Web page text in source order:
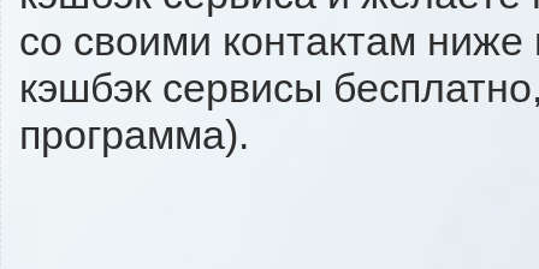
со своими контактам
кэшбэк сервисы
программа).